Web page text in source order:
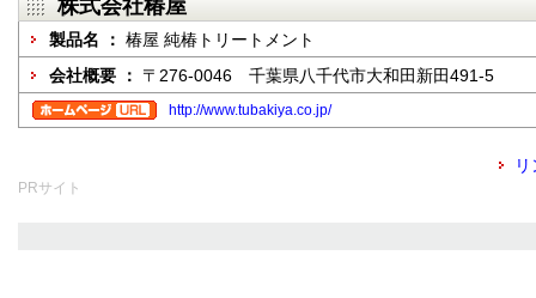
株式会社椿屋
製品名 ： 椿屋 純椿トリートメント
会社概要 ： 〒276-0046 千葉県八千代市大和田新田491-5
http://www.tubakiya.co.jp/
PRサイト